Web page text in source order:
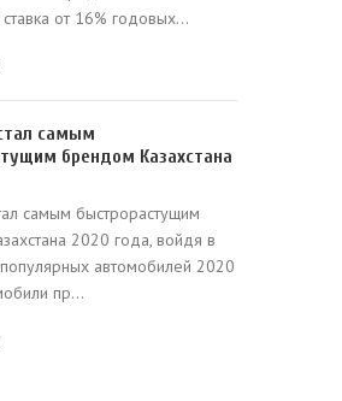
от 16% годовых...
самым
брендом Казахстана
самым быстрорастущим
2020 года, войдя в
автомобилей 2020
пр...